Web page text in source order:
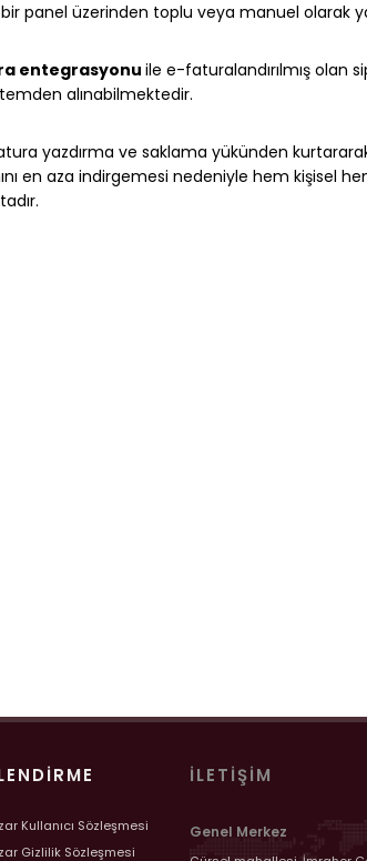
panel üzerinden toplu veya manuel olarak
entegrasyonuile e-faturalandırılmış olan
alınabilmektedir.
yazdırma ve saklama yükünden
en aza indirgemesi nedeniyle hem kişisel
Kullanıcı Sözleşmesi
Gizlilik Sözleşmesi
İLETIŞIM
Genel Merkez